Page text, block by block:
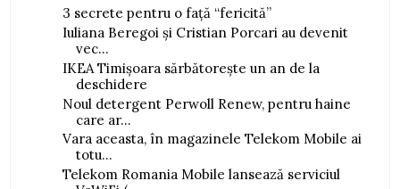
3 secrete pentru o față “fericită”
Iuliana Beregoi și Cristian Porcari au devenit
vec...
IKEA Timișoara sărbătorește un an de la
deschidere
Noul detergent Perwoll Renew, pentru haine
care ar...
Vara aceasta, în magazinele Telekom Mobile ai
totu...
Telekom Romania Mobile lansează serviciul